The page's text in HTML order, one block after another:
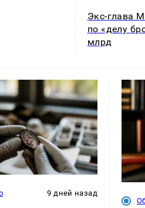
Экс-глава
по «делу
млрд
9 дней назад